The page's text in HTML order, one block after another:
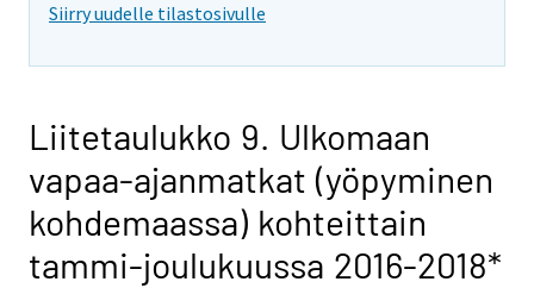
Siirry uudelle tilastosivulle
Liitetaulukko 9. Ulkomaan
vapaa-ajanmatkat (yöpyminen
kohdemaassa) kohteittain
tammi-joulukuussa 2016-2018*